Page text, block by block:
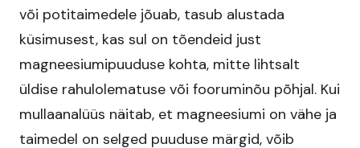
või potitaimedele jõuab, tasub alustada
küsimusest, kas sul on tõendeid just
magneesiumipuuduse kohta, mitte lihtsalt
üldise rahulolematuse või fooruminõu põhjal. Kui
mullaanalüüs näitab, et magneesiumi on vähe ja
taimedel on selged puuduse märgid, võib